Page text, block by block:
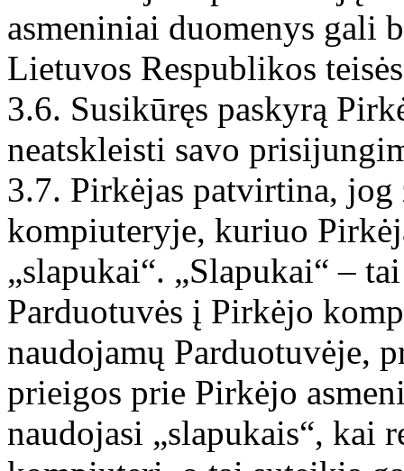
asmeniniai duomenys gali
Lietuvos Respublikos
3.6. Susikūręs paskyrą
neatskleisti savo
3.7. Pirkėjas patvirtina, jog
kompiuteryje, kuriuo
„slapukai“. „Slapukai“ –
Parduotuvės į Pirkėjo
naudojamų Parduotuvėje,
prieigos prie Pirkėjo
naudojasi „slapukais“,